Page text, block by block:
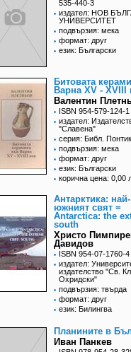
535-440-3
издател: НОВ
УНИВЕРСИТЕТ
подвързия: мека
формат: друг
език: Български
Битовата
Варна XV - XVІІІ
Валентин
ISBN 954-579-124-1
издател:
"Славена"
серия: Библ.
подвързия: мека
формат: друг
език: Български
корична цена: 0,00
Антарктика: най-
южният свят =
Antarctica: the
south
Христо
Давидов
ISBN 954-07-1760-4
издател:
издателство "Св.
Охридски"
подвързия: твърда
формат: друг
език: Билингва
Планините в
Иван Панкев